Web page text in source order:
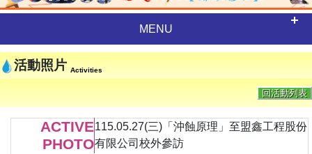
MENU
活動照片 Activities
回活動列表
ACTIVE
PHOTO
115.05.27(三)「沖蝕原理」至盟鑫工程股份
有限公司校外參訪